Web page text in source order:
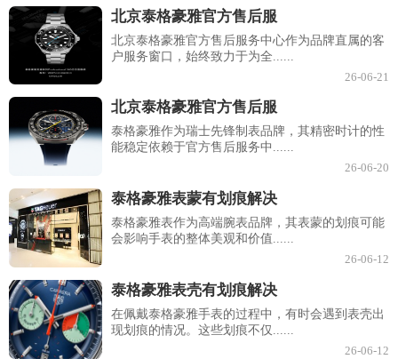
北京泰格豪雅官方售后服
北京泰格豪雅官方售后服务中心作为品牌直属的客
户服务窗口，始终致力于为全......
26-06-21
北京泰格豪雅官方售后服
泰格豪雅作为瑞士先锋制表品牌，其精密时计的性
能稳定依赖于官方售后服务中......
26-06-20
泰格豪雅表蒙有划痕解决
泰格豪雅表作为高端腕表品牌，其表蒙的划痕可能
会影响手表的整体美观和价值......
26-06-12
泰格豪雅表壳有划痕解决
在佩戴泰格豪雅手表的过程中，有时会遇到表壳出
现划痕的情况。这些划痕不仅......
26-06-12